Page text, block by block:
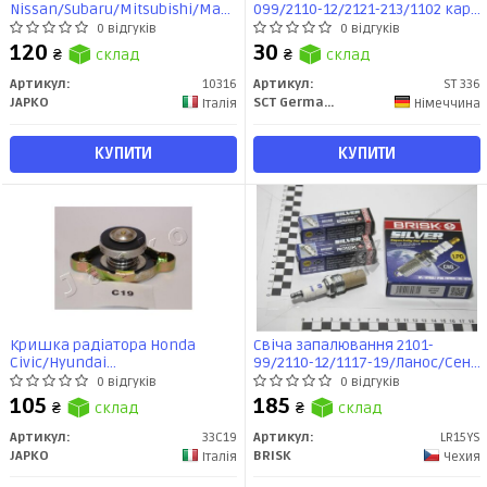
Nissan/Subaru/Mitsubishi/Mazda/Kia/Hyundai/Great
Wall/Opel (10316) JAPKO
0 відгуків
120 ₴ склад
Артикул:
10316
JAPKO
Італія
КУПИТИ
099/2110-12/2121-213/1102 карб
(з відстійником) SCT
0 відгуків
30 ₴ склад
Артикул:
ST 336
SCT Germany
Німеччина
КУПИТИ
Кришка радіатора Honda
Civic/Hyundai
Accent/Kia/Mitsubishi/Mazda/Daihatsu/Nissan/Subaru/Suzuki/
(33C19) JAPKO
0 відгуків
105 ₴ склад
Артикул:
33C19
JAPKO
Італія
Свіча запалювання 2101-
99/2110-12/1117-19/Ланос/Сенс
(8кл) інж (зазор 0,7мм) з
резистором (п/газ) (ключ 21)
(кратно 4) SILVER BR (LR15YS)
BRISK
0 відгуків
185 ₴ склад
Артикул:
LR15YS
BRISK
Чехия